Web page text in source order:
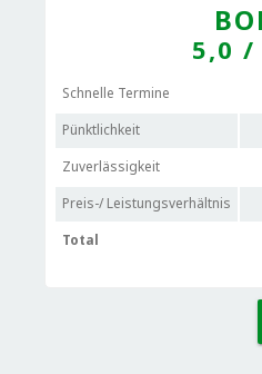
5,0 /
Schnelle Termine
Pünktlichkeit
Zuverlässigkeit
Preis-/ Leistungsverhältnis
Total